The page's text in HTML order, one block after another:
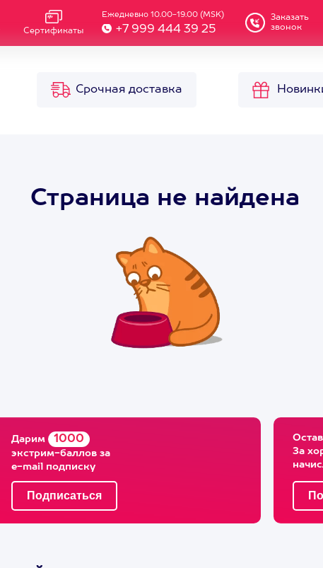
Сертификаты
Ежедневно 10.00-19.00 (MSK)
+7 999 444 39 25
Заказать
звонок
Срочная доставка
Страница не найдена
Дарим 1000
экстрим-баллов за
e-mail подписку
За